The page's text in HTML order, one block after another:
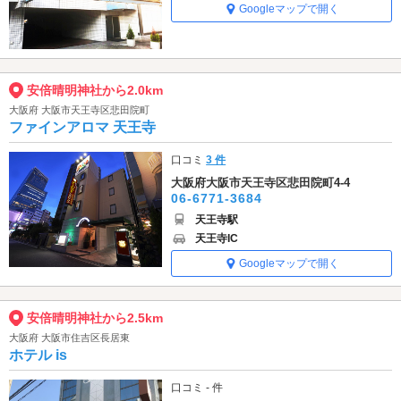
Googleマップで開く
安倍晴明神社から2.0km
大阪府 大阪市天王寺区悲田院町
ファインアロマ 天王寺
口コミ3 件
大阪府大阪市天王寺区悲田院町4-4
06-6771-3684
天王寺駅
天王寺IC
Googleマップで開く
安倍晴明神社から2.5km
大阪府 大阪市住吉区長居東
ホテル is
口コミ - 件